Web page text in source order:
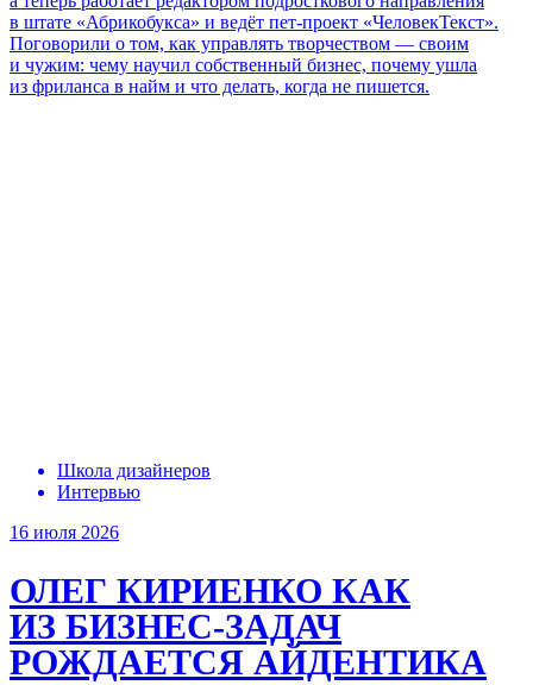
в штате «Абрикобукса» и ведёт пет-проект «ЧеловекТекст».
Поговорили о том, как управлять творчеством — своим
и чужим: чему научил собственный бизнес, почему ушла
из фриланса в найм и что делать, когда не пишется.
Школа дизайнеров
Интервью
16 июля 2026
ОЛЕГ КИРИЕНКО КАК
ИЗ БИЗНЕС-ЗАДАЧ
РОЖДАЕТСЯ АЙДЕНТИКА